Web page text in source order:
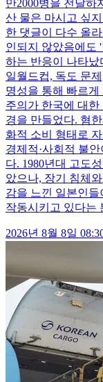
만2000병을 전달하
산 물은 마시고 싶
한 댓글이 다수 올
인되지 않았음에도
하는 반응이 나타났
일월드컵, 독도 문
명성을 통해 빠르
주의가 한국에 대
경을 만들었다. 혐
화적 소비 형태로
경제적·사회적 불
다. 1980년대 고도
았으나, 장기 침체
감을 느낀 일본인
작동시키고 있다는
2026년 8월 8일